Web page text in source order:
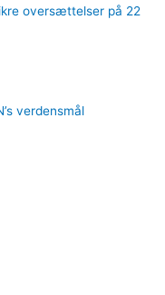
oversættelser på 22
verdensmål